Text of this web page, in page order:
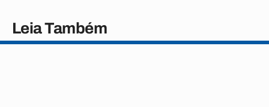
Leia Também